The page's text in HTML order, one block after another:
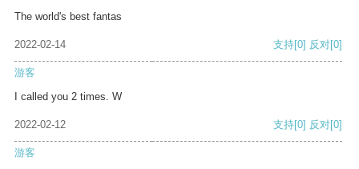
The world's best fantas
2022-02-14 支持[0] 反对[0]
游客
I called you 2 times. W
2022-02-12 支持[0] 反对[0]
游客